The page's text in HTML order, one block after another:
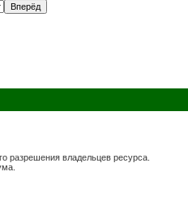
разрешения владельцев ресурса.